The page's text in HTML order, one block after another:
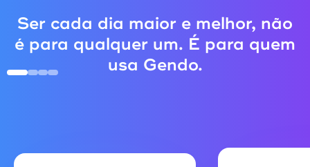
Ser cada dia maior e melhor, não
é para qualquer um. É para quem
usa Gendo.